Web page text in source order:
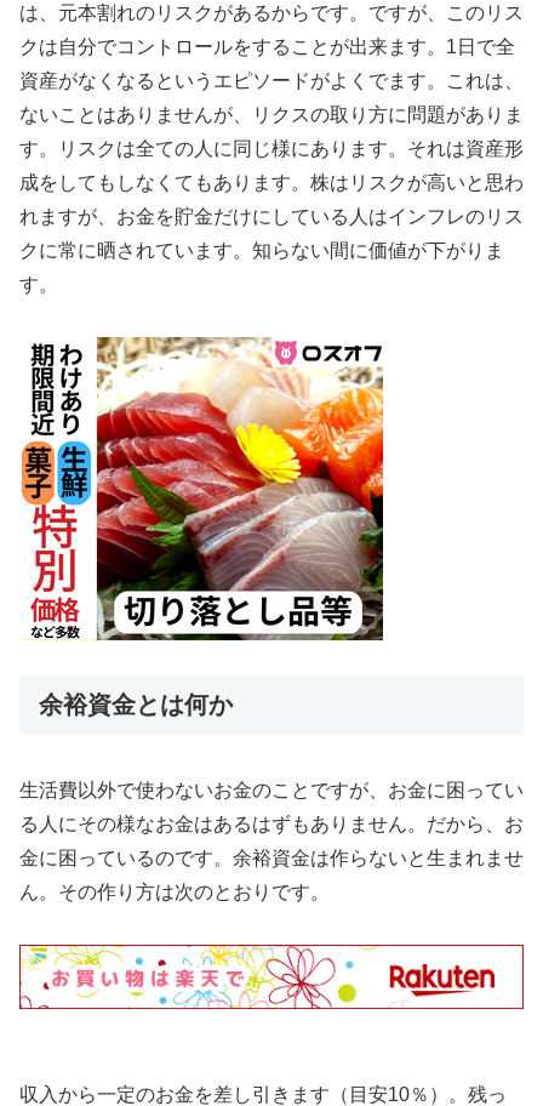
は、元本割れのリスクがあるからです。ですが、このリス
クは自分でコントロールをすることが出来ます。1日で全
資産がなくなるというエピソードがよくでます。これは、
ないことはありませんが、リクスの取り方に問題がありま
す。リスクは全ての人に同じ様にあります。それは資産形
成をしてもしなくてもあります。株はリスクが高いと思わ
れますが、お金を貯金だけにしている人はインフレのリス
クに常に晒されています。知らない間に価値が下がりま
す。
余裕資金とは何か
生活費以外で使わないお金のことですが、お金に困ってい
る人にその様なお金はあるはずもありません。だから、お
金に困っているのです。余裕資金は作らないと生まれませ
ん。その作り方は次のとおりです。
収入から一定のお金を差し引きます（目安10％）。残っ